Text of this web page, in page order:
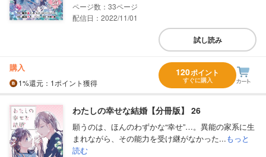
33
配信日：2022/11/01
試し読み
購入
1%還元 ：1ポイント獲得
120ポイント
すぐに購入
わたしの幸せな結婚【分冊版】 26
願うのは、ほんのわずかな“幸せ”…。異能の家系に生
まれながら、その能力を受け継がなかった...もっと
読む